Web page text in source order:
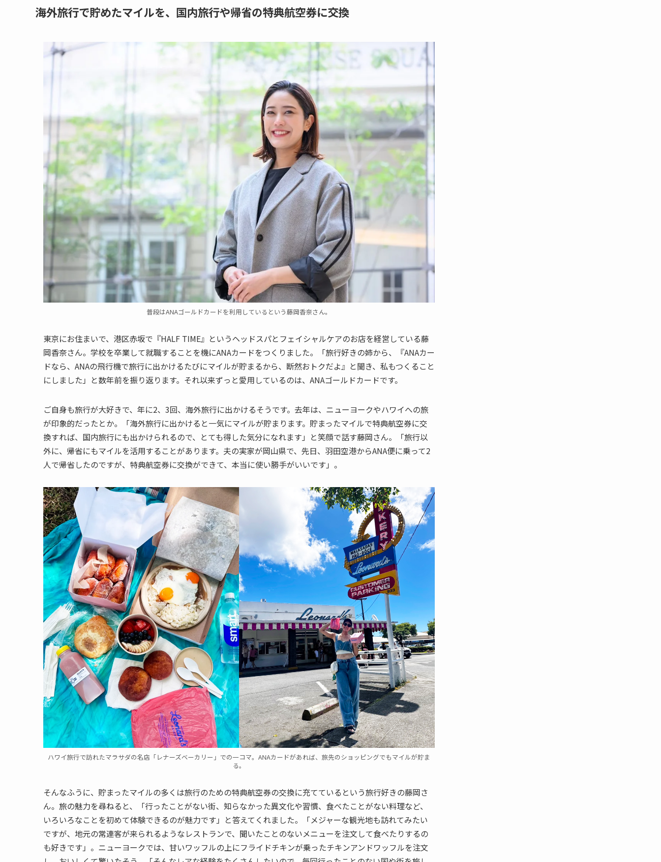
海外旅行で貯めたマイルを、国内旅行や帰省の特典航空券に交換
普段はANAゴールドカードを利用しているという藤岡香奈さん。
東京にお住まいで、港区赤坂で『HALF TIME』というヘッドスパとフェイシャルケアのお店を経営している藤
岡香奈さん。学校を卒業して就職することを機にANAカードをつくりました。「旅行好きの姉から、『ANAカー
ドなら、ANAの飛行機で旅行に出かけるたびにマイルが貯まるから、断然おトクだよ』と聞き、私もつくること
にしました」と数年前を振り返ります。それ以来ずっと愛用しているのは、ANAゴールドカードです。
ご自身も旅行が大好きで、年に2、3回、海外旅行に出かけるそうです。去年は、ニューヨークやハワイへの旅
が印象的だったとか。「海外旅行に出かけると一気にマイルが貯まります。貯まったマイルで特典航空券に交
換すれば、国内旅行にも出かけられるので、とても得した気分になれます」と笑顔で話す藤岡さん。「旅行以
外に、帰省にもマイルを活用することがあります。夫の実家が岡山県で、先日、羽田空港からANA便に乗って2
人で帰省したのですが、特典航空券に交換ができて、本当に使い勝手がいいです」。
ハワイ旅行で訪れたマラサダの名店「レナーズベーカリー」での一コマ。ANAカードがあれば、旅先のショッピングでもマイルが貯ま
る。
そんなふうに、貯まったマイルの多くは旅行のための特典航空券の交換に充てているという旅行好きの藤岡さ
ん。旅の魅力を尋ねると、「行ったことがない街、知らなかった異文化や習慣、食べたことがない料理など、
いろいろなことを初めて体験できるのが魅力です」と答えてくれました。「メジャーな観光地も訪れてみたい
ですが、地元の常連客が来られるようなレストランで、聞いたことのないメニューを注文して食べたりするの
も好きです」。ニューヨークでは、甘いワッフルの上にフライドチキンが乗ったチキンアンドワッフルを注文